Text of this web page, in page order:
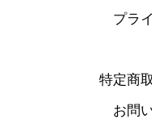
プラ
特定商
お問